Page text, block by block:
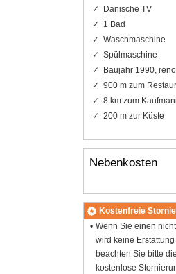
Dänische TV
1 Bad
Waschmaschine
Spülmaschine
Baujahr 1990,
900 m zum
8 km zum
200 m zur Küste
Nebenkosten
Kostenfreie
Wenn Sie einen
wird keine
beachten Sie bitte
kostenlose